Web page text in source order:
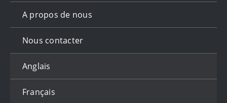
A propos de nous
Nous contacter
Anglais
Français